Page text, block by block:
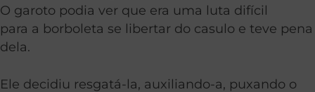
O garoto podia ver que era uma luta difícil
para a borboleta se libertar do casulo e teve pena
dela.
Ele decidiu resgatá-la, auxiliando-a, puxando o